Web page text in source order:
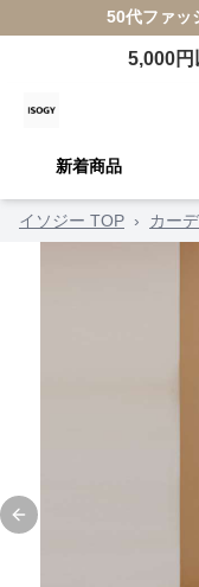
50代ファッ
5,000
新着商品
イソジー TOP › カー
Previous slide